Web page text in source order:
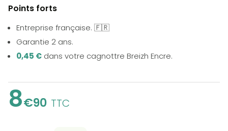
Points forts
Entreprise française. 🇫🇷
Garantie 2 ans.
0,45 € dans votre cagnottre Breizh Encre.
8€90 TTC